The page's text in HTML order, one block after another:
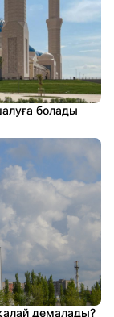
болады
демалады?